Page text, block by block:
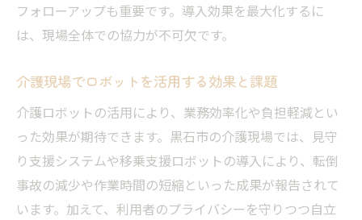
フォローアップも重要です。導入効果を最大化するに
は、現場全体での協力が不可欠です。
介護現場でロボットを活用する効果と課題
介護ロボットの活用により、業務効率化や負担軽減とい
った効果が期待できます。黒石市の介護現場では、見守
り支援システムや移乗支援ロボットの導入により、転倒
事故の減少や作業時間の短縮といった成果が報告されて
います。加えて、利用者のプライバシーを守りつつ自立